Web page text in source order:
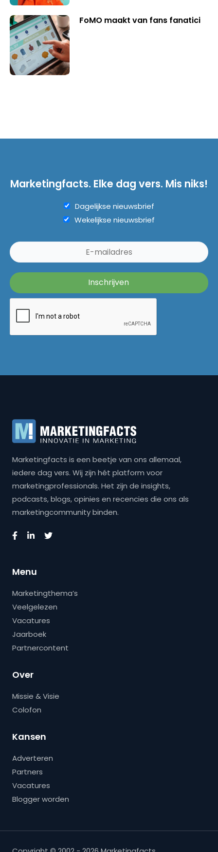
FoMO maakt van fans fanatici
Marketingfacts. Elke dag vers. Mis niks!
Dagelijkse nieuwsbrief
Wekelijkse nieuwsbrief
Marketingfacts is een beetje van ons allemaal,
iedere dag vers. Wij zijn hét platform voor
marketingprofessionals. Het zijn de insights,
podcasts, blogs, opinies en recencies die ons als
marketingcommunity binden.
Menu
Marketingthema’s
Veelgelezen
Vacatures
Jaarboek
Partnercontent
Over
Missie & Visie
Colofon
Kansen
Adverteren
Partners
Vacatures
Blogger worden